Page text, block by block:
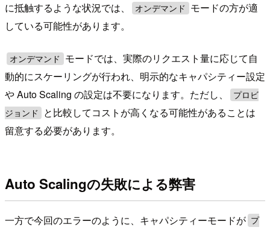
に抵触するような状況では、
オンデマンド
モードの方が適
している可能性があります。
オンデマンド
モードでは、実際のリクエスト量に応じて自
動的にスケーリングが行われ、明示的なキャパシティー設定
や Auto Scaling の設定は不要になります。ただし、
プロビ
ジョンド
と比較してコストが高くなる可能性があることは
留意する必要があります。
Auto Scalingの失敗による弊害
一方で今回のエラーのように、キャパシティーモードが プ